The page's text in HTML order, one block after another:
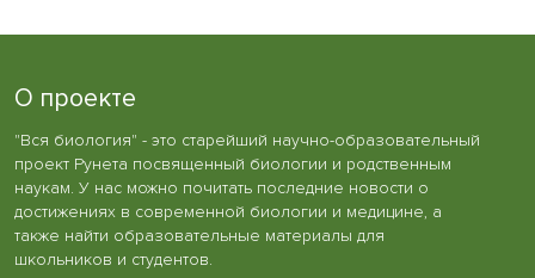
О проекте
"Вся биология" - это старейший научно-образовательный
проект Рунета посвященный биологии и родственным
наукам. У нас можно почитать последние новости о
достижениях в современной биологии и медицине, а
также найти образовательные материалы для
школьников и студентов.